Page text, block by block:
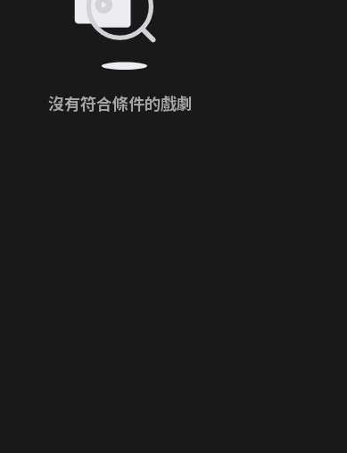
沒有符合條件的戲劇